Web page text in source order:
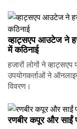
व्हाट्सएप आउटेज ने
में कठिनाई
हजारों लोगों ने
उपयोगकर्ताओं ने
विवरण।
रणबीर कपूर और साईं